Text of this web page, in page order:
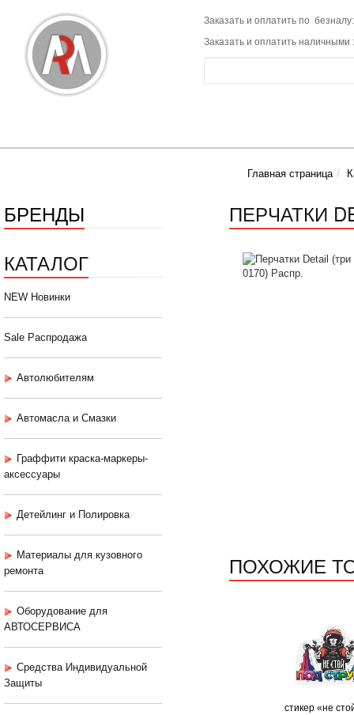
Заказать и оплатить по
Заказать и оплатить наличными
Главная страница
БРЕНДЫ
КАТАЛОГ
NEW Новинки
Sale Распродажа
Автолюбителям
Автомасла и Смазки
Граффити краска-маркеры-
аксессуары
Детейлинг и Полировка
Материалы для кузовного
ремонта
Оборудование для
АВТОСЕРВИСА
Средства Индивидуальной
Защиты
ПЕРЧАТКИ
ПОХОЖИЕ
стикер «не